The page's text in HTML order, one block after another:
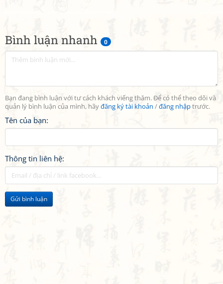
Bình luận nhanh 0
Bạn đang bình luận với tư cách khách viếng thăm. Để có thể theo dõi và
quản lý bình luận của mình, hãyđăng ký tài khoản /đăng nhậptrước.
Tên của bạn:
Thông tin liên hệ:
Gửi bình luận